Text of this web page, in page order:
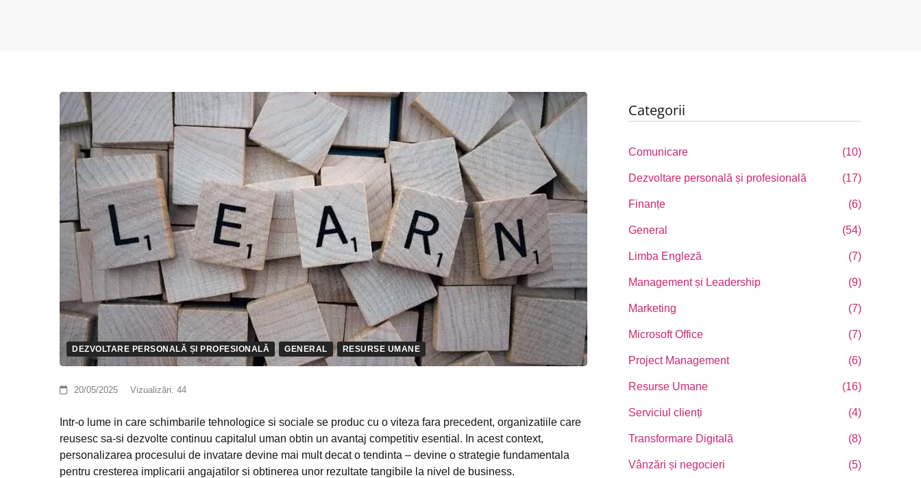
DEZVOLTARE PERSONALĂ ȘI PROFESIONALĂ GENERAL RESURSE UMANE
20/05/2025 Vizualizări: 44
Intr-o lume in care schimbarile tehnologice si sociale se produc cu o viteza fara precedent, organizatiile care
reusesc sa-si dezvolte continuu capitalul uman obtin un avantaj competitiv esential. In acest context,
personalizarea procesului de invatare devine mai mult decat o tendinta – devine o strategie fundamentala
pentru cresterea implicarii angajatilor si obtinerea unor rezultate tangibile la nivel de business.
Categorii
Comunicare (10)
Dezvoltare personală și profesională (17)
Finanțe (6)
General (54)
Limba Engleză (7)
Management și Leadership (9)
Marketing (7)
Microsoft Office (7)
Project Management (6)
Resurse Umane (16)
Serviciul clienți (4)
Transformare Digitală (8)
Vânzări și negocieri (5)